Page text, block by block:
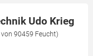
Udo Krieg
90459 Feucht)